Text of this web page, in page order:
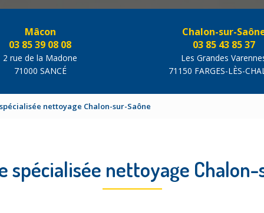
Mâcon
03 85 39 08 08
2 rue de la Madone
71000 SANCÉ
Chalon-sur-
03 85 43 85 37
Les Grandes
71150 FARGES-LÈS-
nettoyage Chalon-sur-Saône
spécialisée nettoyage